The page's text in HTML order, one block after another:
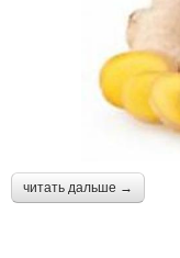
читать дальше →